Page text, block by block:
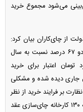
می‌شود مجموع خرید
از چای‌کاران بیان کرد:
قیمت برگ سبز چای درجه یک ۷۲ درصد و درجه دو ۶۷ درصد نسبت به سال
یافته است، همچنین ۱۰۰ میلیارد تومان اعتبار برای خرید
جاری دیده شده و مشکلی
گفته جهانساز، ۴۰۰ ناظر برای نظارت بر فرایند خرید از نظر
مالی و کیفی ساماندهی شده‌اند و تاکنون نزدیک به ۱۳۰ کارخانه چای‌سازی عقد